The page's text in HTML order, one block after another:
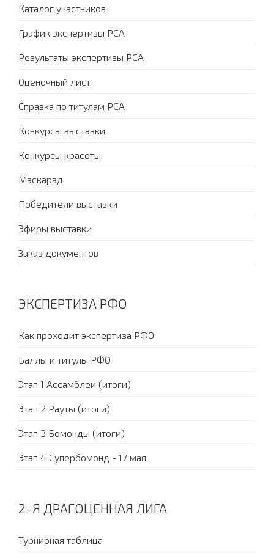
Каталог участников
График экспертизы PCA
Результаты экспертизы PCA
Оценочный лист
Справка по титулам PCA
Конкурсы выставки
Конкурсы красоты
Маскарад
Победители выставки
Эфиры выставки
Заказ документов
ЭКСПЕРТИЗА РФО
Как проходит экспертиза РФО
Баллы и титулы РФО
Этап 1 Ассамблеи (итоги)
Этап 2 Рауты (итоги)
Этап 3 Бомонды (итоги)
Этап 4 Супербомонд - 17 мая
2-Я ДРАГОЦЕННАЯ ЛИГА
Турнирная таблица